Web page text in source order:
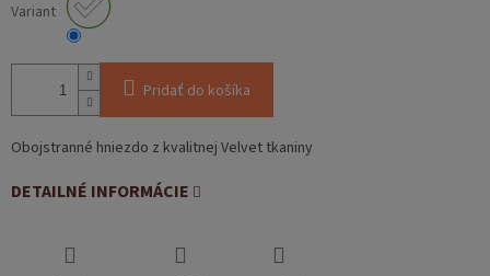
Variant
Pridať do košíka
Obojstranné hniezdo z kvalitnej Velvet tkaniny
DETAILNÉ INFORMÁCIE